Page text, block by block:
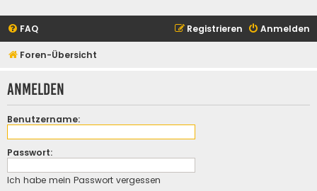
FAQ Anmelden
Registrieren
Foren-Übersicht
Anmelden
Benutzername:
Passwort:
Ich habe mein Passwort vergessen